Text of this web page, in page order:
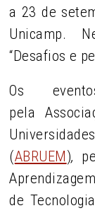
a 23 de
Unicamp.
“Desafios e
Os
pela
(ABRUEM),
de